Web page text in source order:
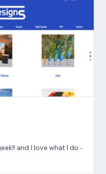
and I love what I do -